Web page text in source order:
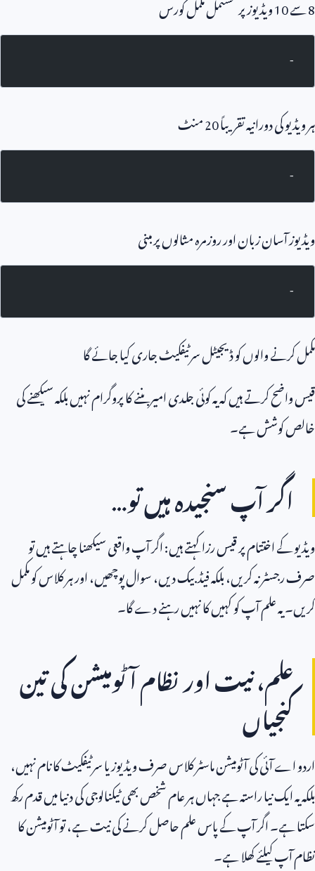
8سے10ویڈیوز پر مشتمل مکمل کورس
-
ہر ویڈیو کی دورانیہ تقریباً20منٹ
-
ویڈیوز آسان زبان اور روزمرہ مثالوں پر مبنی
-
مکمل کرنے والوں کو ڈیجیٹل سرٹیفکیٹ جاری کیا جائے گا
قیس واضح کرتے ہیں کہ یہ کوئی جلدی امیر بننے کا پروگرام نہیں بلکہ سیکھنے کی
خالص کوشش ہے۔
اگر آپ سنجیدہ ہیں تو…
ویڈیو کے اختتام پر قیس رزا کہتے ہیں: اگر آپ واقعی سیکھنا چاہتے ہیں تو
صرف رجسٹر نہ کریں، بلکہ فیڈبیک دیں، سوال پوچھیں، اور ہر کلاس کو مکمل
کریں۔ یہ علم آپ کو کہیں کا نہیں رہنے دے گا۔
علم، نیت اور نظام آٹومیشن کی تین
کنجیاں
اردو اے آئی کی آٹومیشن ماسٹر کلاس صرف ویڈیوز یا سرٹیفکیٹ کا نام نہیں،
بلکہ یہ ایک نیا راستہ ہے جہاں ہر عام شخص بھی ٹیکنالوجی کی دنیا میں قدم رکھ
سکتا ہے۔ اگر آپ کے پاس علم حاصل کرنے کی نیت ہے، تو آٹومیشن کا
نظام آپ کیلئے کھلا ہے۔